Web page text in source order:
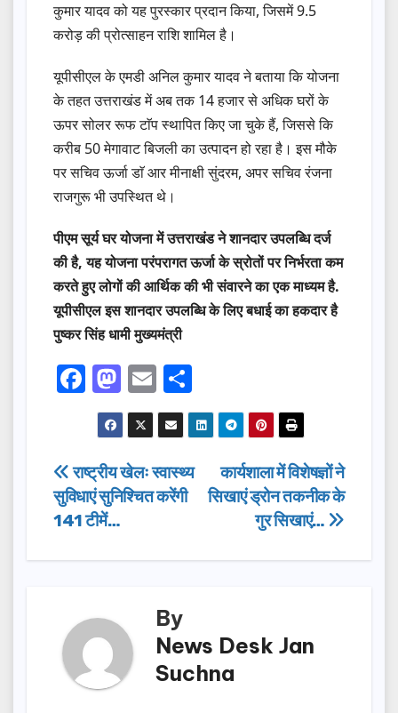
कुमार यादव को यह पुरस्कार प्रदान किया, जिसमें 9.5
करोड़ की प्रोत्साहन राशि शामिल है।
यूपीसीएल के एमडी अनिल कुमार यादव ने बताया कि योजना
के तहत उत्तराखंड में अब तक 14 हजार से अधिक घरों के
ऊपर सोलर रूफ टाॅप स्थापित किए जा चुके हैं, जिससे कि
करीब 50 मेगावाट बिजली का उत्पादन हो रहा है। इस मौके
पर सचिव ऊर्जा डाॅ आर मीनाक्षी सुंदरम, अपर सचिव रंजना
राजगुरू भी उपस्थित थे।
पीएम सूर्य घर योजना में उत्तराखंड ने शानदार उपलब्धि दर्ज
की है, यह योजना परंपरागत ऊर्जा के स्रोतों पर निर्भरता कम
करते हुए लोगों की आर्थिक की भी संवारने का एक माध्यम है.
यूपीसीएल इस शानदार उपलब्धि के लिए बधाई का हकदार है
पुष्कर सिंह धामी मुख्यमंत्री
F
a
c
e
b
o
M
a
st
o
d
E
m
ail
h
ar
e
Post
navigation
कार्यशाला में विशेषज्ञों ने
सिखाएं ड्रोन तकनीक के
गुर सिखाएं…
राष्ट्रीय खेलः स्वास्थ्य
सुविधाएं सुनिश्चित करेंगी
141 टीमें…
By
News Desk Jan
Suchna